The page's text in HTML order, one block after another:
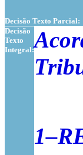
Decisão Texto Parcial:
Decisão
Texto
Integral: